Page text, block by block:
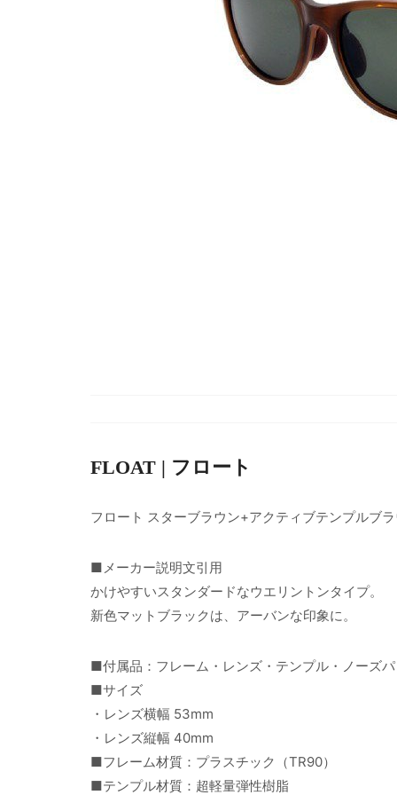
FLOAT | フロート
フロート スターブラウン+アクティブテンプルブ
■メーカー説明文引用
かけやすいスタンダードなウエリントンタイプ。
新色マットブラックは、アーバンな印象に。
■付属品：フレーム・レンズ・テンプル・ノーズ
■サイズ
・レンズ横幅 53mm
・レンズ縦幅 40mm
■フレーム材質：プラスチック（TR90）
■テンプル材質：超軽量弾性樹脂